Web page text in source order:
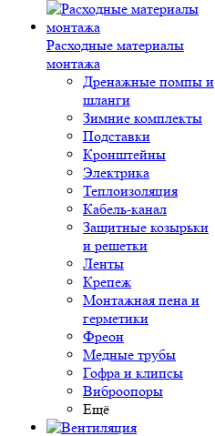
Расходные материалы
монтажа
Дренажные помпы и
шланги
Зимние комплекты
Подставки
Кронштейны
Электрика
Теплоизоляция
Кабель-канал
Защитные козырьки
и решетки
Ленты
Крепеж
Монтажная пена и
герметики
Фреон
Медные трубы
Гофра и клипсы
Виброопоры
Ещё